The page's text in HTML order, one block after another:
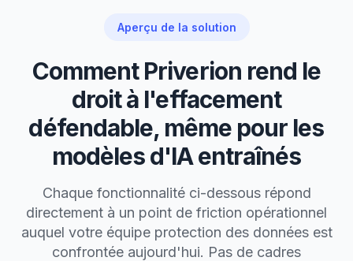
Aperçu de la solution
Comment Priverion rend le
droit à l'effacement
défendable, même pour les
modèles d'IA entraînés
Chaque fonctionnalité ci-dessous répond
directement à un point de friction opérationnel
auquel votre équipe protection des données est
confrontée aujourd'hui. Pas de cadres